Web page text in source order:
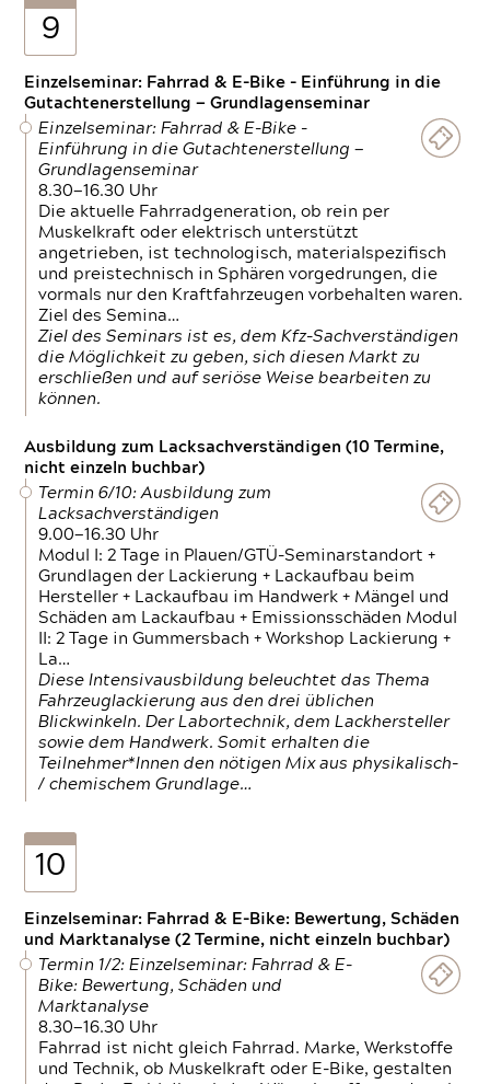
9
Einzelseminar: Fahrrad & E-Bike - Einführung in die
Gutachtenerstellung — Grundlagenseminar
Einzelseminar: Fahrrad & E-Bike -
Einführung in die Gutachtenerstellung —
Grundlagenseminar
8.30—16.30 Uhr
Die aktuelle Fahrradgeneration, ob rein per
Muskelkraft oder elektrisch unterstützt
angetrieben, ist technologisch, materialspezifisch
und preistechnisch in Sphären vorgedrungen, die
vormals nur den Kraftfahrzeugen vorbehalten waren.
Ziel des Semina…
Ziel des Seminars ist es, dem Kfz-Sachverständigen
die Möglichkeit zu geben, sich diesen Markt zu
erschließen und auf seriöse Weise bearbeiten zu
können.
Ausbildung zum Lacksachverständigen (10 Termine,
nicht einzeln buchbar)
Termin 6/10: Ausbildung zum
Lacksachverständigen
9.00—16.30 Uhr
Modul I: 2 Tage in Plauen/GTÜ-Seminarstandort +
Grundlagen der Lackierung + Lackaufbau beim
Hersteller + Lackaufbau im Handwerk + Mängel und
Schäden am Lackaufbau + Emissionsschäden Modul
II: 2 Tage in Gummersbach + Workshop Lackierung +
La…
Diese Intensivausbildung beleuchtet das Thema
Fahrzeuglackierung aus den drei üblichen
Blickwinkeln. Der Labortechnik, dem Lackhersteller
sowie dem Handwerk. Somit erhalten die
Teilnehmer*Innen den nötigen Mix aus physikalisch-
/ chemischem Grundlage…
10
Einzelseminar: Fahrrad & E-Bike: Bewertung, Schäden
und Marktanalyse (2 Termine, nicht einzeln buchbar)
Termin 1/2: Einzelseminar: Fahrrad & E-
Bike: Bewertung, Schäden und
Marktanalyse
8.30—16.30 Uhr
Fahrrad ist nicht gleich Fahrrad. Marke, Werkstoffe
und Technik, ob Muskelkraft oder E-Bike, gestalten